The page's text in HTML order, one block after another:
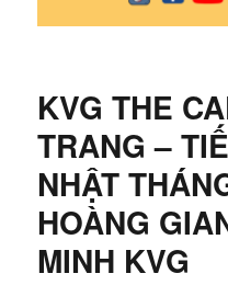
KVG THE
TRANG –
NHẬT
HOÀNG
MINH KVG